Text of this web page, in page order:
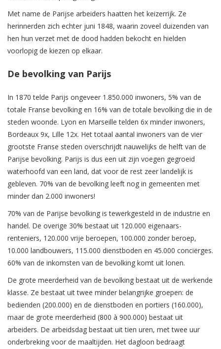
Met name de Parijse arbeiders haatten het keizerrijk. Ze
herinnerden zich echter juni 1848, waarin zoveel duizenden van
hen hun verzet met de dood hadden bekocht en hielden
voorlopig de kiezen op elkaar.
De bevolking van Parijs
In 1870 telde Parijs ongeveer 1.850.000 inwoners, 5% van de
totale Franse bevolking en 16% van de totale bevolking die in de
steden woonde. Lyon en Marseille telden 6x minder inwoners,
Bordeaux 9x, Lille 12x. Het totaal aantal inwoners van de vier
grootste Franse steden overschrijdt nauwelijks de helft van de
Parijse bevolking. Parijs is dus een uit zijn voegen gegroeid
waterhoofd van een land, dat voor de rest zeer landelijk is
gebleven. 70% van de bevolking leeft nog in gemeenten met
minder dan 2.000 inwoners!
70% van de Parijse bevolking is tewerkgesteld in de industrie en
handel. De overige 30% bestaat uit 120.000 eigenaars-
renteniers, 120.000 vrije beroepen, 100.000 zonder beroep,
10.000 landbouwers, 115.000 dienstboden en 45.000 conciërges.
60% van de inkomsten van de bevolking komt uit lonen.
De grote meerderheid van de bevolking bestaat uit de werkende
klasse. Ze bestaat uit twee minder belangrijke groepen: de
bedienden (200.000) en de dienstboden en portiers (160.000),
maar de grote meerderheid (800 à 900.000) bestaat uit
arbeiders. De arbeidsdag bestaat uit tien uren, met twee uur
onderbreking voor de maaltijden. Het dagloon bedraagt